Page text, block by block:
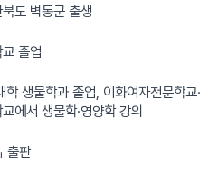
도 벽동군 출생
졸업
학 생물학과 졸업, 이화여자전문학교·
에서 생물학·영양학 강의
출판